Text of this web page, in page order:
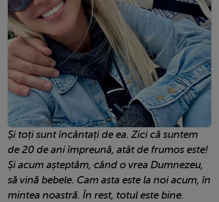
Și toți sunt încântați de ea. Zici că suntem
de 20 de ani împreună, atât de frumos este!
Și acum așteptăm, când o vrea Dumnezeu,
să vină bebele. Cam asta este la noi acum, în
mintea noastră. În rest, totul este bine.